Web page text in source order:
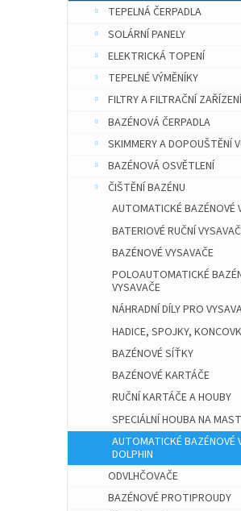
TEPELNÁ ČERPADLA
SOLÁRNÍ PANELY
ELEKTRICKÁ TOPENÍ
TEPELNÉ VÝMĚNÍKY
FILTRY A FILTRAČNÍ ZAŘÍZENÍ
BAZÉNOVÁ ČERPADLA
SKIMMERY A DOPOUŠTĚNÍ
BAZÉNOVÁ OSVĚTLENÍ
ČIŠTĚNÍ BAZÉNU
AUTOMATICKÉ BAZÉNOVÉ
BATERIOVÉ RUČNÍ
BAZÉNOVÉ VYSAVAČE
POLOAUTOMATICKÉ
VYSAVAČE
NÁHRADNÍ DÍLY PRO
HADICE, SPOJKY,
BAZÉNOVÉ SÍŤKY
BAZÉNOVÉ KARTÁČE
RUČNÍ KARTÁČE A HOUBY
SPECIÁLNÍ HOUBA NA
AUTOMATICKÉ BAZÉNOVÉ
DOLPHIN
ODVLHČOVAČE
BAZÉNOVÉ PROTIPROUDY